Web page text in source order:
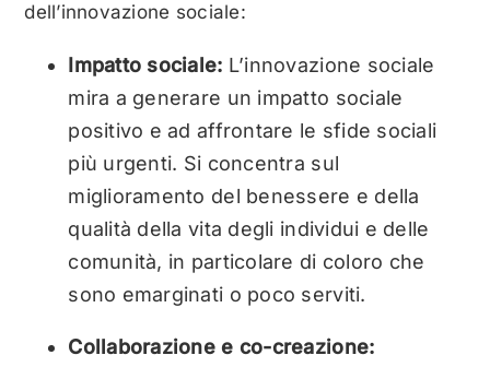
dell’innovazione sociale:
Impatto sociale: L’innovazione sociale
mira a generare un impatto sociale
positivo e ad affrontare le sfide sociali
più urgenti. Si concentra sul
miglioramento del benessere e della
qualità della vita degli individui e delle
comunità, in particolare di coloro che
sono emarginati o poco serviti.
Collaborazione e co-creazione: